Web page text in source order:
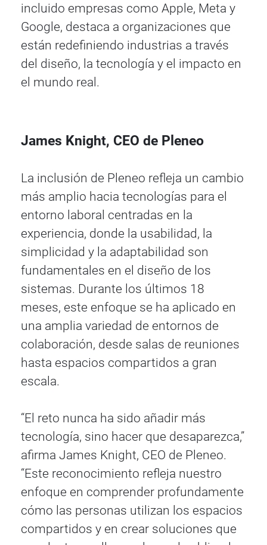
incluido empresas como Apple, Meta y
Google, destaca a organizaciones que
están redefiniendo industrias a través
del diseño, la tecnología y el impacto en
el mundo real.
James Knight, CEO de Pleneo
La inclusión de Pleneo refleja un cambio
más amplio hacia tecnologías para el
entorno laboral centradas en la
experiencia, donde la usabilidad, la
simplicidad y la adaptabilidad son
fundamentales en el diseño de los
sistemas. Durante los últimos 18
meses, este enfoque se ha aplicado en
una amplia variedad de entornos de
colaboración, desde salas de reuniones
hasta espacios compartidos a gran
escala.
“El reto nunca ha sido añadir más
tecnología, sino hacer que desaparezca,”
afirma James Knight, CEO de Pleneo.
“Este reconocimiento refleja nuestro
enfoque en comprender profundamente
cómo las personas utilizan los espacios
compartidos y en crear soluciones que